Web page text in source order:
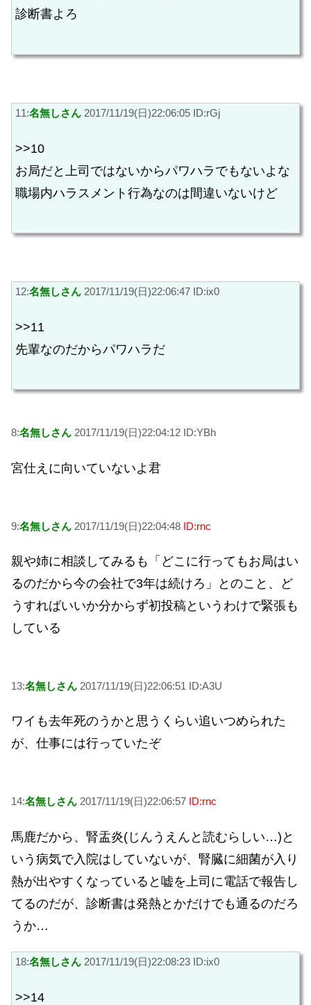
診断書よろ
11:名無しさん 2017/11/19(日)22:06:05 ID:rGj
>>10
お局だと上司ではないからパワハラでもないよな
職場内ハラスメント行為なのは間違いないけど
12:名無しさん 2017/11/19(日)22:06:47 ID:ix0
>>11
先輩なのだからパワハラだ
8:名無しさん 2017/11/19(日)22:04:12 ID:YBh
宮仕えに向いていないよ君
9:名無しさん 2017/11/19(日)22:04:48 ID:rnc
親や姉に相談してみるも「どこに行ってもお局はい
るのだから今の会社で3年は続けろ」とのこと、ど
うすればいいか分からず初投稿というわけで緊張も
している
13:名無しさん 2017/11/19(日)22:06:51 ID:A3U
ワイも去年死のうかと思うくらい追いつめられた
が、仕事には行っていたぞ
14:名無しさん 2017/11/19(日)22:06:57 ID:rnc
馬鹿だから、腎盂炎(じんうえんと読むらしい…)と
いう病気で入院はしていないが、腎臓に細菌が入り
熱が出やすくなっていると嘘を上司に電話で報告し
てるのだが、診断書は発熱とかだけでも通るのだろ
うか…
18:名無しさん 2017/11/19(日)22:08:23 ID:ix0
>>14